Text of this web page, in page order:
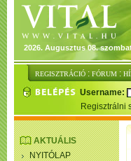
2026. Augusztus 08.
REGISZTRÁCIÓ : FÓRUM :
Username:
Regisztrálni
AKTUÁLIS
NYITÓLAP